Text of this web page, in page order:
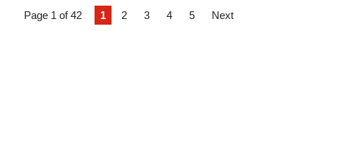
Page 1 of 42 1 2 3 4 5 Next